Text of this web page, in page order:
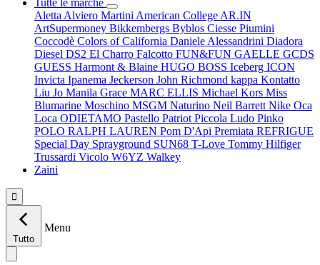
Tutte le marche
Aletta Alviero Martini American College AR.IN
ArtSupermoney Bikkembergs Byblos Ciesse Piumini
Coccodè Colors of California Daniele Alessandrini Diadora
Diesel DS2 El Charro Falcotto FUN&FUN GAELLE GCDS
GUESS Harmont & Blaine HUGO BOSS Iceberg ICON
Invicta Ipanema Jeckerson John Richmond kappa Kontatto
Liu Jo Manila Grace MARC ELLIS Michael Kors Miss
Blumarine Moschino MSGM Naturino Neil Barrett Nike Oca
Loca ODIETAMO Pastello Patriot Piccola Ludo Pinko
POLO RALPH LAUREN Pom D'Api Premiata REFRIGUE
Special Day Sprayground SUN68 T-Love Tommy Hilfiger
Trussardi Vicolo W6YZ Walkey
Zaini

Tutto
Menu